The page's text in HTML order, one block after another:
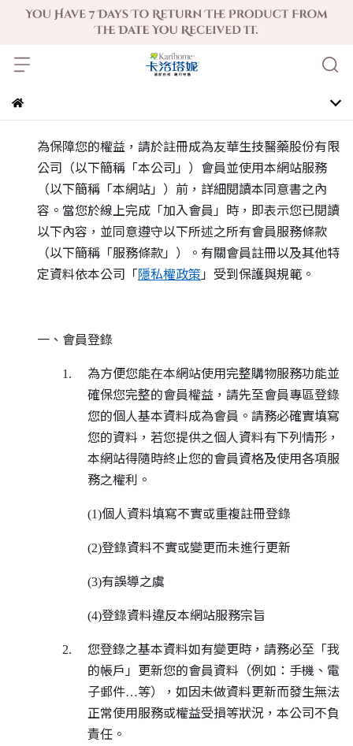
為保障您的權益，請於註冊成為友華生技醫藥股份有限
公司（以下簡稱「本公司」）會員並使用本網站服務
（以下簡稱「本網站」）前，詳細閱讀本同意書之內
容。當您於線上完成「加入會員」時，即表示您已閱讀
以下內容，並同意遵守以下所述之所有會員服務條款
（以下簡稱「服務條款」）。有關會員註冊以及其他特
定資料依本公司「隱私權政策」受到保護與規範。
一、會員登錄
1. 為方便您能在本網站使用完整購物服務功能並
確保您完整的會員權益，請先至會員專區登錄
您的個人基本資料成為會員。請務必確實填寫
您的資料，若您提供之個人資料有下列情形，
本網站得隨時終止您的會員資格及使用各項服
務之權利。
(1)個人資料填寫不實或重複註冊登錄
(2)登錄資料不實或變更而未進行更新
(3)有誤導之虞
(4)登錄資料違反本網站服務宗旨
2. 您登錄之基本資料如有變更時，請務必至「我
的帳戶」更新您的會員資料（例如：手機、電
子郵件…等），如因未做資料更新而發生無法
正常使用服務或權益受損等狀況，本公司不負
責任。